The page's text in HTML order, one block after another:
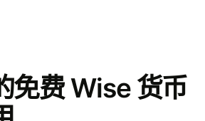
免费 Wise 货币